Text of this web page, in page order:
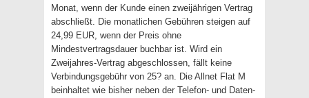
Monat, wenn der Kunde einen zweijährigen Vertrag
abschließt. Die monatlichen Gebühren steigen auf
24,99 EUR, wenn der Preis ohne
Mindestvertragsdauer buchbar ist. Wird ein
Zweijahres-Vertrag abgeschlossen, fällt keine
Verbindungsgebühr von 25? an. Die Allnet Flat M
beinhaltet wie bisher neben der Telefon- und Daten-